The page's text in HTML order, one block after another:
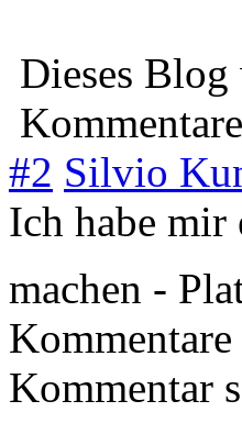
Dieses
#2 Silvio
Ich habe mir
machen -
Kommentar